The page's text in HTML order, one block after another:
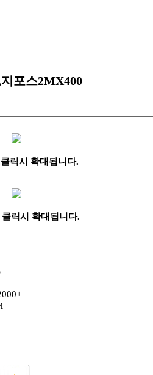
포스2MX400
릭시 확대됩니다.
릭시 확대됩니다.